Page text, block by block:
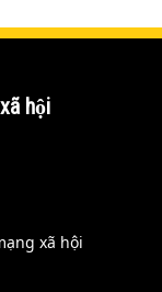
hội
xã hội